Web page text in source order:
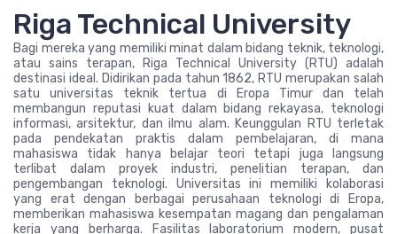
Riga Technical University
Bagi mereka yang memiliki minat dalam bidang teknik, teknologi,
atau sains terapan, Riga Technical University (RTU) adalah
destinasi ideal. Didirikan pada tahun 1862, RTU merupakan salah
satu universitas teknik tertua di Eropa Timur dan telah
membangun reputasi kuat dalam bidang rekayasa, teknologi
informasi, arsitektur, dan ilmu alam. Keunggulan RTU terletak
pada pendekatan praktis dalam pembelajaran, di mana
mahasiswa tidak hanya belajar teori tetapi juga langsung
terlibat dalam proyek industri, penelitian terapan, dan
pengembangan teknologi. Universitas ini memiliki kolaborasi
yang erat dengan berbagai perusahaan teknologi di Eropa,
memberikan mahasiswa kesempatan magang dan pengalaman
kerja yang berharga. Fasilitas laboratorium modern, pusat